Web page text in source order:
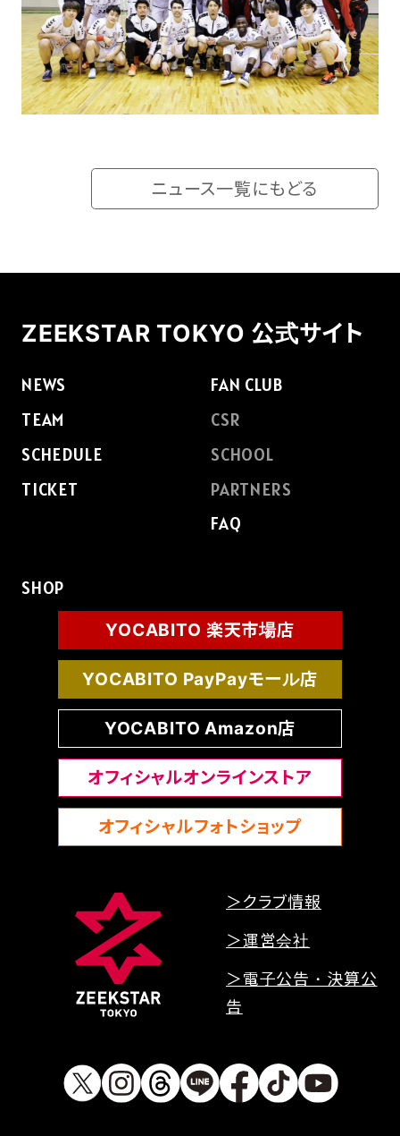
ニュース一覧にもどる
ZEEKSTAR TOKYO 公式サイト
NEWS
TEAM
SCHEDULE
TICKET
FAN CLUB
CSR
SCHOOL
PARTNERS
FAQ
SHOP
YOCABITO 楽天市場店
YOCABITO PayPayモール店
YOCABITO Amazon店
オフィシャルオンラインストア
オフィシャルフォトショップ
＞クラブ情報
＞運営会社
＞電子公告・決算公
告